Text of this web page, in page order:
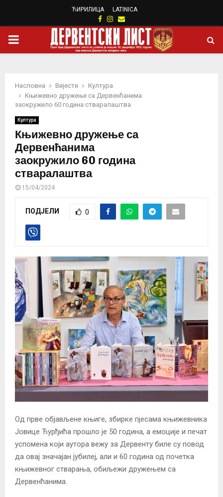
ЋИРИЛИЦА LATINICA
Facebook
Instagram
Email
PRIMARY
Насловна Вијести
Култура
Књижевно дружење са Дервенћанима
заокружило 60 година стваралаштва
Култура
Књижевно дружење са
Дервенћанима
заокружило 60 година
стваралаштва
15/04/2024
ПОДЈЕЛИ 0
Од прве објављене књиге, збирке пјесама књижевника
Јовице Ђурђића прошло је 50 година, а емоције и печат
успомена који аутора вежу за Дервенту биле су повод
да овај значајан јубилеј, али и 60 година од почетка
књижевног стварања, обиљежи дружењем са
Дервенћанима.